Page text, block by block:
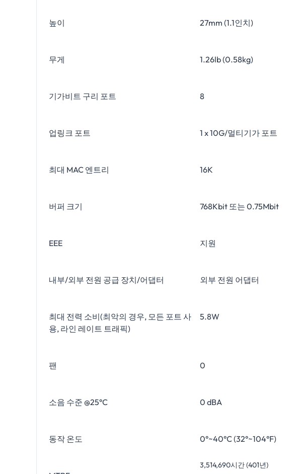
높이 27mm (1.1인치)
무게 1.26lb (0.58kg)
기가비트 구리 포트 8
업링크 포트 1 x 10G/멀티기가 포트
최대 MAC 엔트리 16K
버퍼 크기 768Kbit 또는 0.75Mbit
EEE 지원
내부/외부 전원 공급 장치/어댑터 외부 전원 어댑터
최대 전력 소비(최악의 경우, 모든 포트 사
용, 라인 레이트 트래픽)
5.8W
팬 0
소음 수준 @25°C 0 dBA
동작 온도 0°~40°C (32°~104°F)
3,514,690시간 (401년)